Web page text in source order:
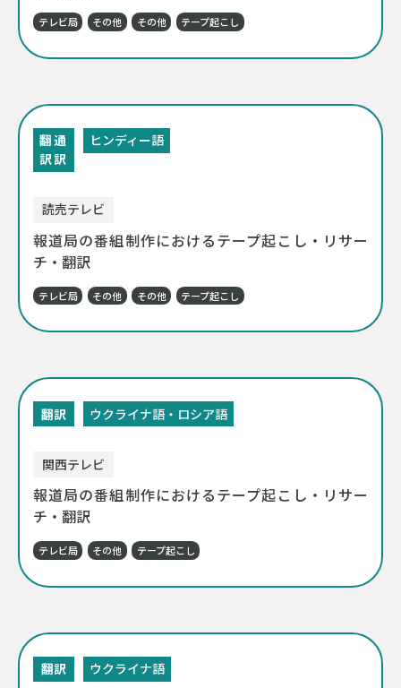
テレビ局 その他 その他 テープ起こし
翻
訳
通
訳
ヒンディー語
読売テレビ
報道局の番組制作におけるテープ起こし・リサー
チ・翻訳
テレビ局 その他 その他 テープ起こし
翻訳 ウクライナ語・ロシア語
関西テレビ
報道局の番組制作におけるテープ起こし・リサー
チ・翻訳
テレビ局 その他 テープ起こし
翻訳 ウクライナ語